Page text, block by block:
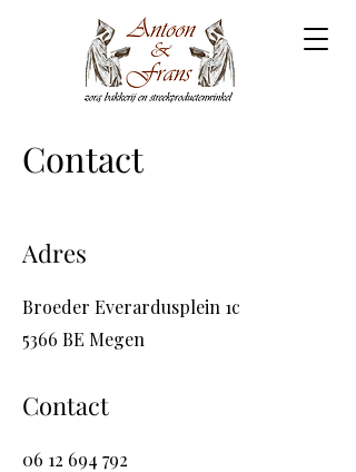
Contact
Adres
Broeder Everardusplein 1c
5366 BE Megen
Contact
06 12 694 792